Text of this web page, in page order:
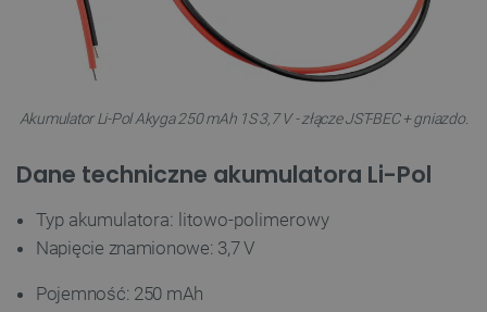
Akumulator Li-Pol Akyga 250 mAh 1S 3,7 V - złącze JST-BEC + gniazdo.
Dane techniczne akumulatora Li-Pol
Typ akumulatora: litowo-polimerowy
Napięcie znamionowe: 3,7 V
Pojemność: 250 mAh